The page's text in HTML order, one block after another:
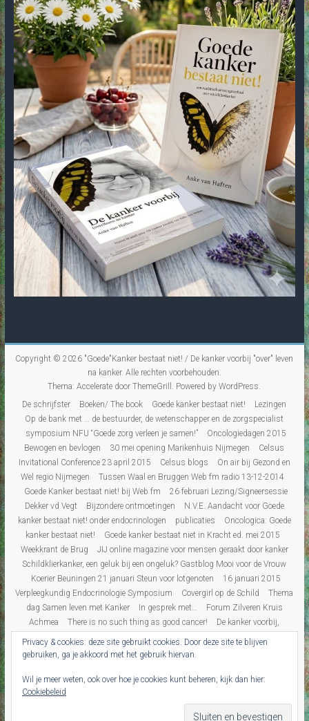
Copyright © 2026 "Goede"Kanker bestaat niet! / De kanker voorbij "over" leven
na kanker. Alle rechten voorbehouden.
Thema:Accelerate door ThemeGrill. Powered byWordPress.
De schrijfster
Boeken/ The book Goede kanker bestaat niet!
Lezingen
Op de bank met … de bestuurder, de wetenschapper en de zorgspecialist
symposium NFU “Goede zorg verleen je samen!”
Oncologiedagen 2015
Bewogen en bevlogen
30 mei opening Marikenhuis Nijmegen
Celsus
Invitational Conference 23 april 2015
Celsus blogs
On air bij Gezond en
Wel regio Nijmegen
Tussen Waal en Bruggen Web fm radio 13-12-2014
Goede Kanker bestaat niet! bij Web fm
26 februari Lezing/Signeersessie
Dekker vd Vegt
Bijzondere ontmoetingen
N.V.E. Aandacht voor Goede
kanker bestaat niet! onder endocrinologen
publicaties
Oncologica: Goede
kanker bestaat niet!
Goede kanker bestaat niet in Kracht ed. mei 2015
Weekkrant de Brug
JIJ online magazine voor mensen geraakt door kanker
Schildklierkanker, een geluk bij een ongeluk? Gastblog Mooi voor de Vrouw
Koerier Beuningen 21 januari Steun voor lotgenoten
16 januari 2015
Verpleegkundig Endocrinologie Symposium
Covergirl op de Schild
Thema
dag Samen leven met Kanker
In gesprek met…
Forum Zilveren Kruis
Achmea
There is no such thing as good cancer!
De kanker voorbij,
“over”leven na kanker
Persbericht Interview Gezond & Wel
‘De kanker
voorbij’ in de Gelderlander
Blogs Blogs Overzicht
Schildklierkanker op de kaart
Leven na schildklierkanker
Onzichtbaar
Ziek
columns Onzichtbaar Ziek
Privacy & cookies: deze site gebruikt cookies. Door deze site te blijven
gebruiken, ga je akkoord met het gebruik hiervan.
Wil je meer weten, ook over hoe je cookies kunt beheren, kijk dan hier:
Cookiebeleid